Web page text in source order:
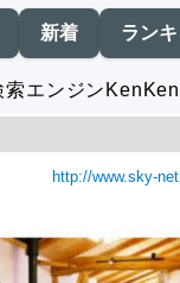
新着 ラン
索エンジン
http://www.sky-